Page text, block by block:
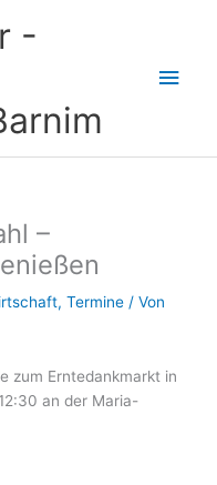
-
–
, Termine / Von
zum Erntedankmarkt in
an der Maria-